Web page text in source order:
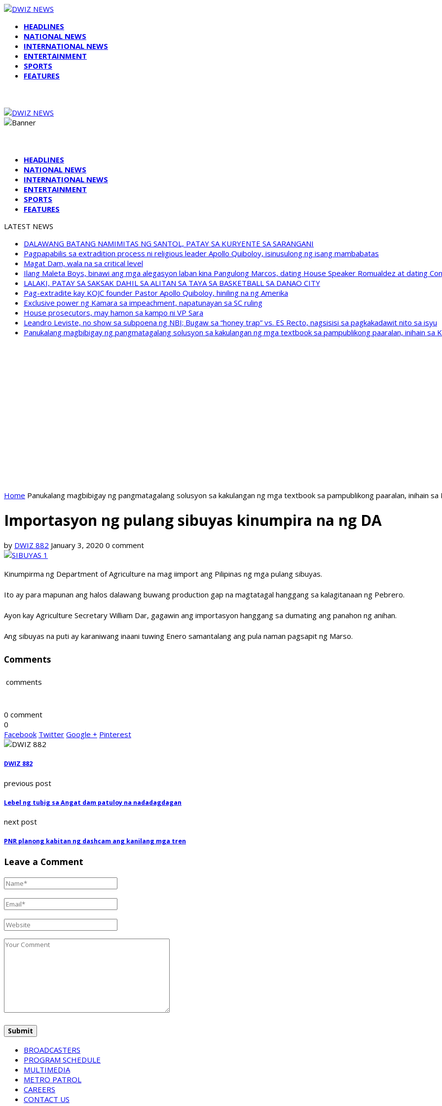
HEADLINES
NATIONAL NEWS
INTERNATIONAL NEWS
ENTERTAINMENT
SPORTS
FEATURES
HEADLINES
NATIONAL NEWS
INTERNATIONAL NEWS
ENTERTAINMENT
SPORTS
FEATURES
LATEST NEWS
DALAWANG BATANG NAMIMITAS NG SANTOL, PATAY SA KURYENTE SA SARANGANI
Pagpapabilis sa extradition process ni religious leader Apollo Quiboloy, isinusulong ng isang mambabatas
Magat Dam, wala na sa critical level
Ilang Maleta Boys, binawi ang mga alegasyon laban kina Pangulong Marcos, dating House Speaker Romualdez at dating
LALAKI, PATAY SA SAKSAK DAHIL SA ALITAN SA TAYA SA BASKETBALL SA DANAO CITY
Pag-extradite kay KOJC founder Pastor Apollo Quiboloy, hiniling na ng Amerika
Exclusive power ng Kamara sa impeachment, napatunayan sa SC ruling
House prosecutors, may hamon sa kampo ni VP Sara
Leandro Leviste, no show sa subpoena ng NBI; Bugaw sa “honey trap” vs. ES Recto, nagsisisi sa pagkakadawit nito sa isyu
Panukalang magbibigay ng pangmatagalang solusyon sa kakulangan ng mga textbook sa pampublikong paaralan, inihain sa
Home Panukalang magbibigay ng pangmatagalang solusyon sa kakulangan ng mga textbook sa pampublikong paaralan, inihain sa
Importasyon ng pulang sibuyas kinumpira na ng DA
by DWIZ 882 January 3, 2020 0 comment
Kinumpirma ng Department of Agriculture na mag iimport ang Pilipinas ng mga pulang sibuyas.
Ito ay para mapunan ang halos dalawang buwang production gap na magtatagal hanggang sa kalagitanaan ng Pebrero.
Ayon kay Agriculture Secretary William Dar, gagawin ang importasyon hanggang sa dumating ang panahon ng anihan.
Ang sibuyas na puti ay karaniwang inaani tuwing Enero samantalang ang pula naman pagsapit ng Marso.
Comments
comments
0 comment
0
Facebook Twitter Google + Pinterest
DWIZ 882
previous post
Lebel ng tubig sa Angat dam patuloy na nadadagdagan
next post
PNR planong kabitan ng dashcam ang kanilang mga tren
Leave a Comment
BROADCASTERS
PROGRAM SCHEDULE
MULTIMEDIA
METRO PATROL
CAREERS
CONTACT US